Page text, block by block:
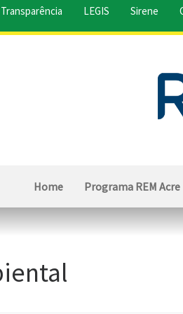
Transparência LEGIS Sirene
Home Programa REM Acre